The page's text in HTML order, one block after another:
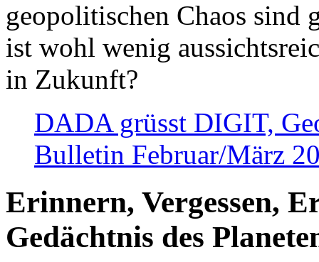
geopolitischen Chaos sind
ist wohl wenig
in Zukunft?
DADA grüsst DIGIT,
Bulletin Februar/März
Erinnern, Vergessen,
Gedächtnis des